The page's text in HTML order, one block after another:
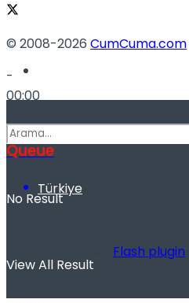
Türkiye
No Result
View All Result
© 2008-2026 CumCuma.com
-
00:00
Queue
Flash plugin
-